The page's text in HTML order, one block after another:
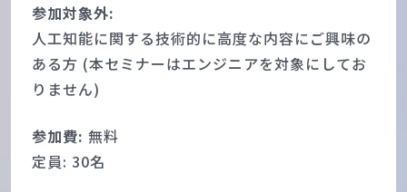
参加対象外:
人工知能に関する技術的に高度な内容にご興味の
ある方 (本セミナーはエンジニアを対象にしてお
りません)
参加費: 無料
定員: 30名